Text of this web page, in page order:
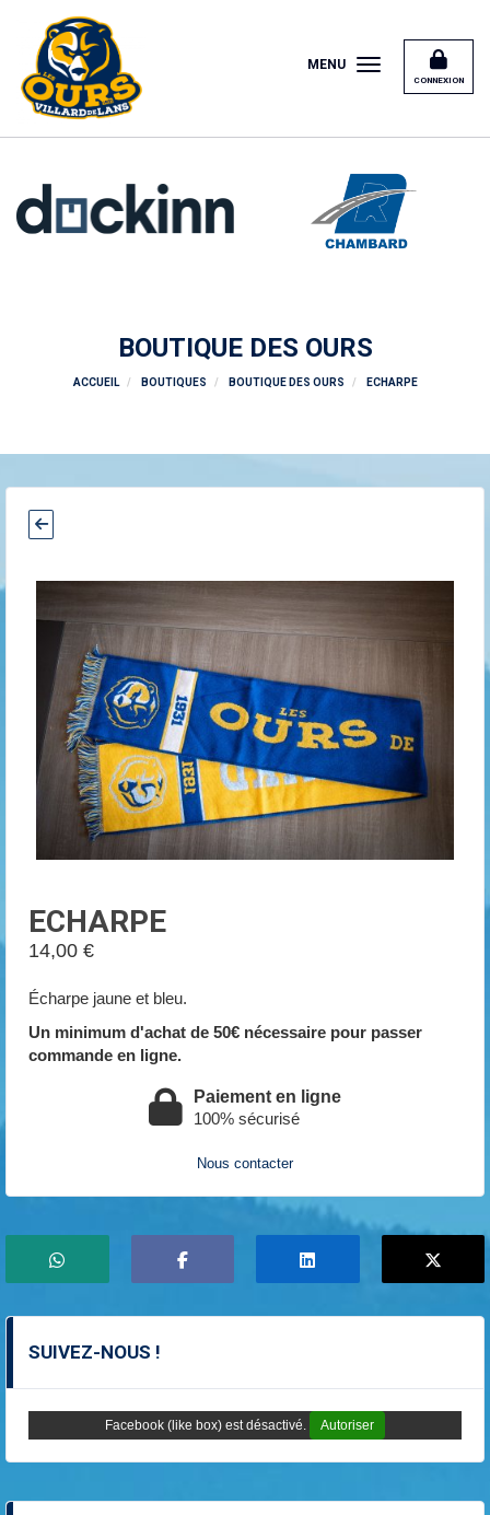
CONNEXION
MENU
BOUTIQUE DES OURS
ACCUEIL BOUTIQUES BOUTIQUE DES OURS ECHARPE
ECHARPE
14,00 €
Écharpe jaune et bleu.
Un minimum d'achat de 50€ nécessaire pour passer
commande en ligne.
Paiement en ligne
100% sécurisé
Nous contacter
SUIVEZ-NOUS !
Facebook (like box) est désactivé. Autoriser
Panneau de gestion des cookies